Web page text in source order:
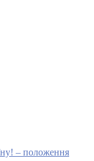
– положення